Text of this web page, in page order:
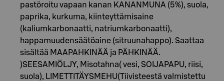
pastöroitu vapaan kanan KANANMUNA (5%), suola,
paprika, kurkuma, kiinteyttämisaine
(kaliumkarbonaatti, natriumkarbonaatti),
happamuudensäätöaine (sitruunahappo). Saattaa
sisältää MAAPAHKINÄÄ ja PÄHKINÄÄ.
)SEESAMIÖLJY, Misotahna( vesi, SOIJAPAPU, riisi,
suola), LIMETTITÄYSMEHU(Tiivisteestä valmistettu